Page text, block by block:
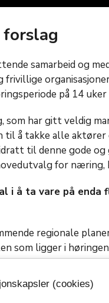
samarbeid og
på 14
som har gitt veldig
til å takke alle
til denne gode og
for næring,
i å ta vare på enda
regionale
som ligger i
strategier
(cookies)